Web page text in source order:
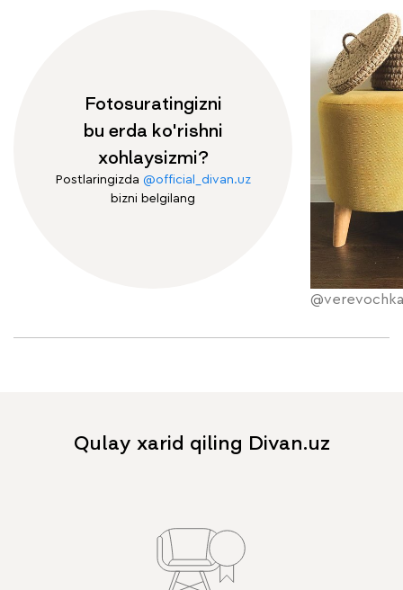
Fotosuratingizni
bu erda ko'rishni
xohlaysizmi?
Postlaringizda @official_divan.uz
bizni belgilang
Qulay xarid qiling Divan.uz